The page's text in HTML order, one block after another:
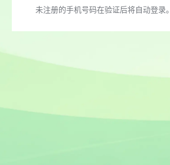
未注册的手机号码在验证后将自动登录。